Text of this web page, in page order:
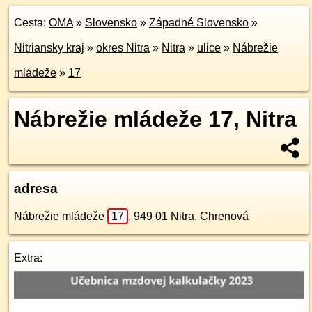
Cesta: OMA» Slovensko » Západné Slovensko »
Nitriansky kraj » okres Nitra » Nitra » ulice » Nábrežie
mládeže » 17
Nábrežie mládeže 17, Nitra
adresa
Nábrežie mládeže 17 , 949 01 Nitra, Chrenová
Extra: